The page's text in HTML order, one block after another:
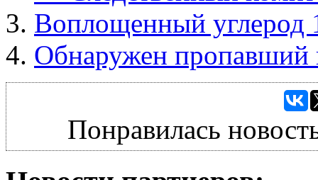
Воплощенный углерод
Обнаружен пропавший
Понравилась